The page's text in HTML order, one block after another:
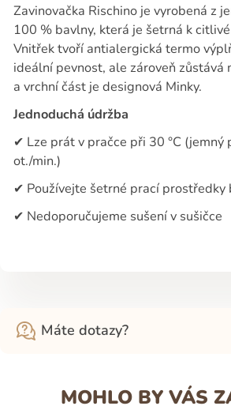
Zavinovačka Rischino je vyrobená z
100 % bavlny, která je šetrná k
Vnitřek tvoří antialergická termo
ideální pevnost, ale zároveň zůstává
a vrchní část je designová Minky.
Jednoduchá údržba
✔ Lze prát v pračce při 30 °C
ot./min.)
✔ Používejte šetrné prací
✔ Nedoporučujeme sušení v sušičce
Máte dotazy?
MOHLO BY VÁS